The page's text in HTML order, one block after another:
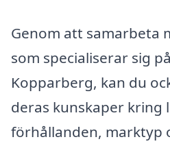
Genom att samarbeta
som specialiserar sig
Kopparberg, kan du
deras kunskaper kring
förhållanden, marktyp